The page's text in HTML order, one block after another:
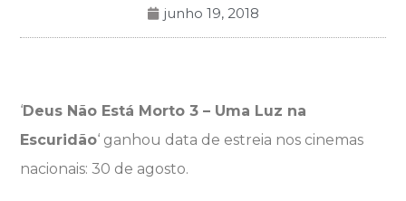
junho 19, 2018
‘Deus Não Está Morto 3 – Uma Luz na
Escuridão‘ ganhou data de estreia nos cinemas
nacionais: 30 de agosto.